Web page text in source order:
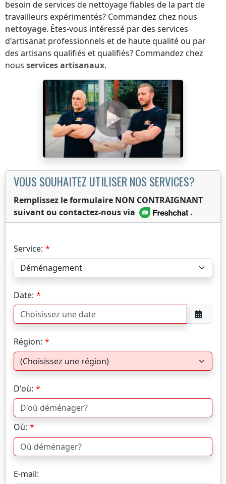
besoin de services de nettoyage fiables de la part de
travailleurs expérimentés? Commandez chez nous
nettoyage. Êtes-vous intéressé par des services
d'artisanat professionnels et de haute qualité ou par
des artisans qualifiés et qualifiés? Commandez chez
nous services artisanaux.
VOUS SOUHAITEZ UTILISER NOS SERVICES?
Remplissez le formulaire NON CONTRAIGNANT
suivant ou contactez-nous via
.
Service:
Date:
Région:
D'où:
Où:
E-mail: